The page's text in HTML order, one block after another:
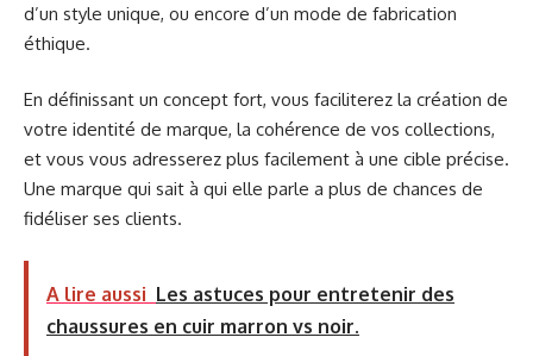
d’un style unique, ou encore d’un mode de fabrication
éthique.
En définissant un concept fort, vous faciliterez la création de
votre identité de marque, la cohérence de vos collections,
et vous vous adresserez plus facilement à une cible précise.
Une marque qui sait à qui elle parle a plus de chances de
fidéliser ses clients.
A lire aussi Les astuces pour entretenir des
chaussures en cuir marron vs noir.